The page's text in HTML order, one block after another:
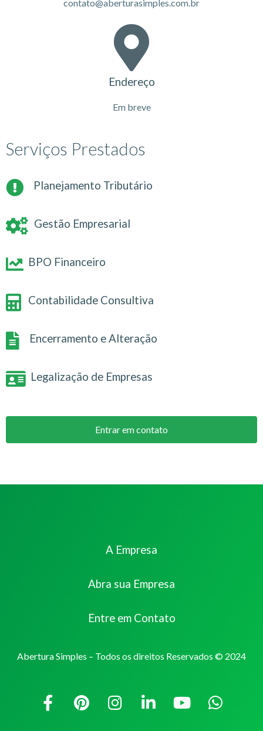
contato@aberturasimples.com.br
Endereço
Em breve
Serviços Prestados
Planejamento Tributário
Gestão Empresarial
BPO Financeiro
Contabilidade Consultiva
Encerramento e Alteração
Legalização de Empresas
Entrar em contato
A Empresa
Abra sua Empresa
Entre em Contato
Abertura Simples – Todos os direitos Reservados © 2024